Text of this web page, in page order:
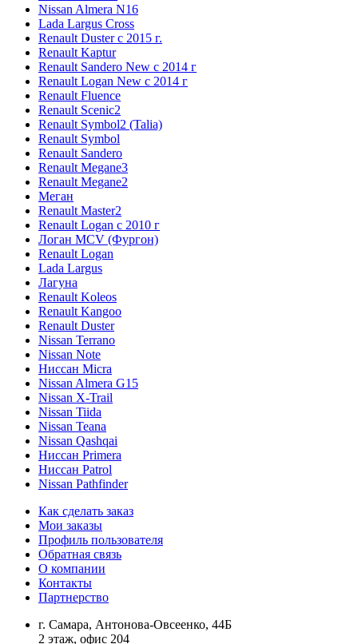
Nissan Almera N16
Lada Largus Cross
Renault Duster с 2015 г.
Renault Kaptur
Renault Sandero New с 2014 г
Renault Logan New с 2014 г
Renault Fluence
Renault Scenic2
Renault Symbol2 (Talia)
Renault Symbol
Renault Sandero
Renault Megane3
Renault Megane2
Меган
Renault Master2
Renault Logan c 2010 г
Логан МСV (Фургон)
Renault Logan
Lada Largus
Лагуна
Renault Koleos
Renault Kangoo
Renault Duster
Nissan Terrano
Nissan Note
Ниссан Micra
Nissan Almera G15
Nissan X-Trail
Nissan Tiida
Nissan Teana
Nissan Qashqai
Ниссан Primera
Ниссан Patrol
Nissan Pathfinder
Как сделать заказ
Мои заказы
Профиль пользователя
Обратная связь
О компании
Контакты
Партнерство
г. Самара, Антонова-Овсеенко, 44Б
2 этаж, офис 204